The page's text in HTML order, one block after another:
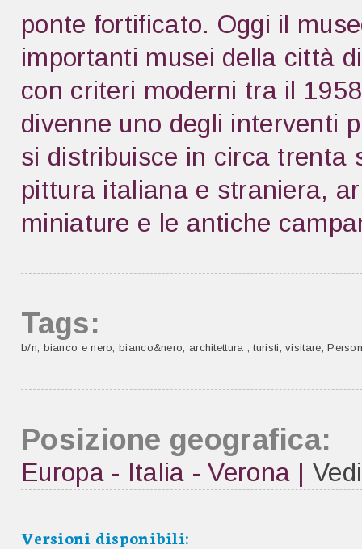
ponte fortificato. Oggi il
importanti musei della città
con criteri moderni tra il
divenne uno degli interventi
si distribuisce in circa trenta
pittura italiana e straniera,
miniature e le antiche
Tags:
b/n, bianco e nero,bianco&nero, architettura ,turisti,visitare,
Posizione geografica:
Europa - Italia - Verona |
Versioni disponibili: